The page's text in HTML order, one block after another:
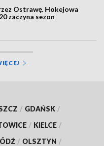
Ostrawę. Hokejowa
zaczyna sezon
/ GDAŃSK /
/ KIELCE /
/ OLSZTYN /